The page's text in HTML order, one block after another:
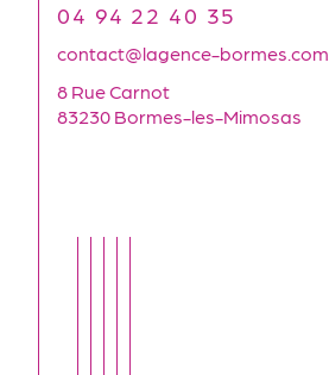
04 94 22 40 35
contact@lagence-bormes.com
8 Rue Carnot
83230 Bormes-les-Mimosas